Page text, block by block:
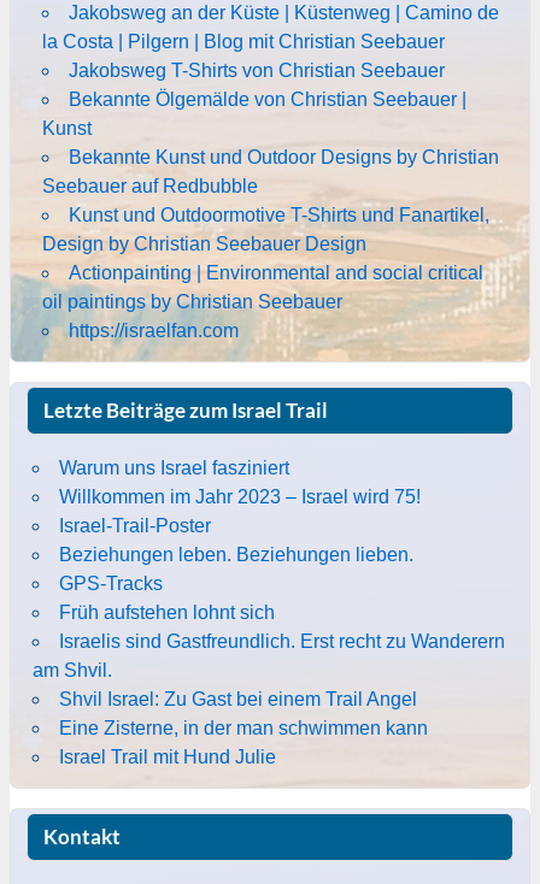
Jakobsweg an der Küste | Küstenweg | Camino de
la Costa | Pilgern | Blog mit Christian Seebauer
Jakobsweg T-Shirts von Christian Seebauer
Bekannte Ölgemälde von Christian Seebauer |
Kunst
Bekannte Kunst und Outdoor Designs by Christian
Seebauer auf Redbubble
Kunst und Outdoormotive T-Shirts und Fanartikel,
Design by Christian Seebauer Design
Actionpainting | Environmental and social critical
oil paintings by Christian Seebauer
https://israelfan.com
Letzte Beiträge zum Israel Trail
Warum uns Israel fasziniert
Willkommen im Jahr 2023 – Israel wird 75!
Israel-Trail-Poster
Beziehungen leben. Beziehungen lieben.
GPS-Tracks
Früh aufstehen lohnt sich
Israelis sind Gastfreundlich. Erst recht zu Wanderern
am Shvil.
Shvil Israel: Zu Gast bei einem Trail Angel
Eine Zisterne, in der man schwimmen kann
Israel Trail mit Hund Julie
Kontakt